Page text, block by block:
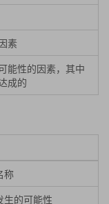
素
能性的因素，其中
成的
称
生的可能性